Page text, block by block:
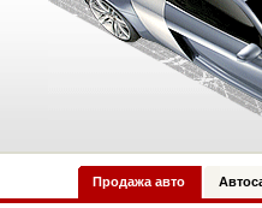
Продажа авто